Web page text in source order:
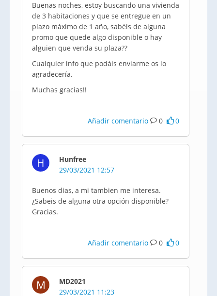
Buenas noches, estoy buscando una vivienda
de 3 habitaciones y que se entregue en un
plazo máximo de 1 año, sabéis de alguna
promo que quede algo disponible o hay
alguien que venda su plaza??
Cualquier info que podáis enviarme os lo
agradecería.
Muchas gracias!!
Añadir comentario 0 0
H
Hunfree
29/03/2021 12:57
Buenos dias, a mi tambien me interesa.
¿Sabeis de alguna otra opción disponible?
Gracias.
Añadir comentario 0 0
M
MD2021
29/03/2021 11:23